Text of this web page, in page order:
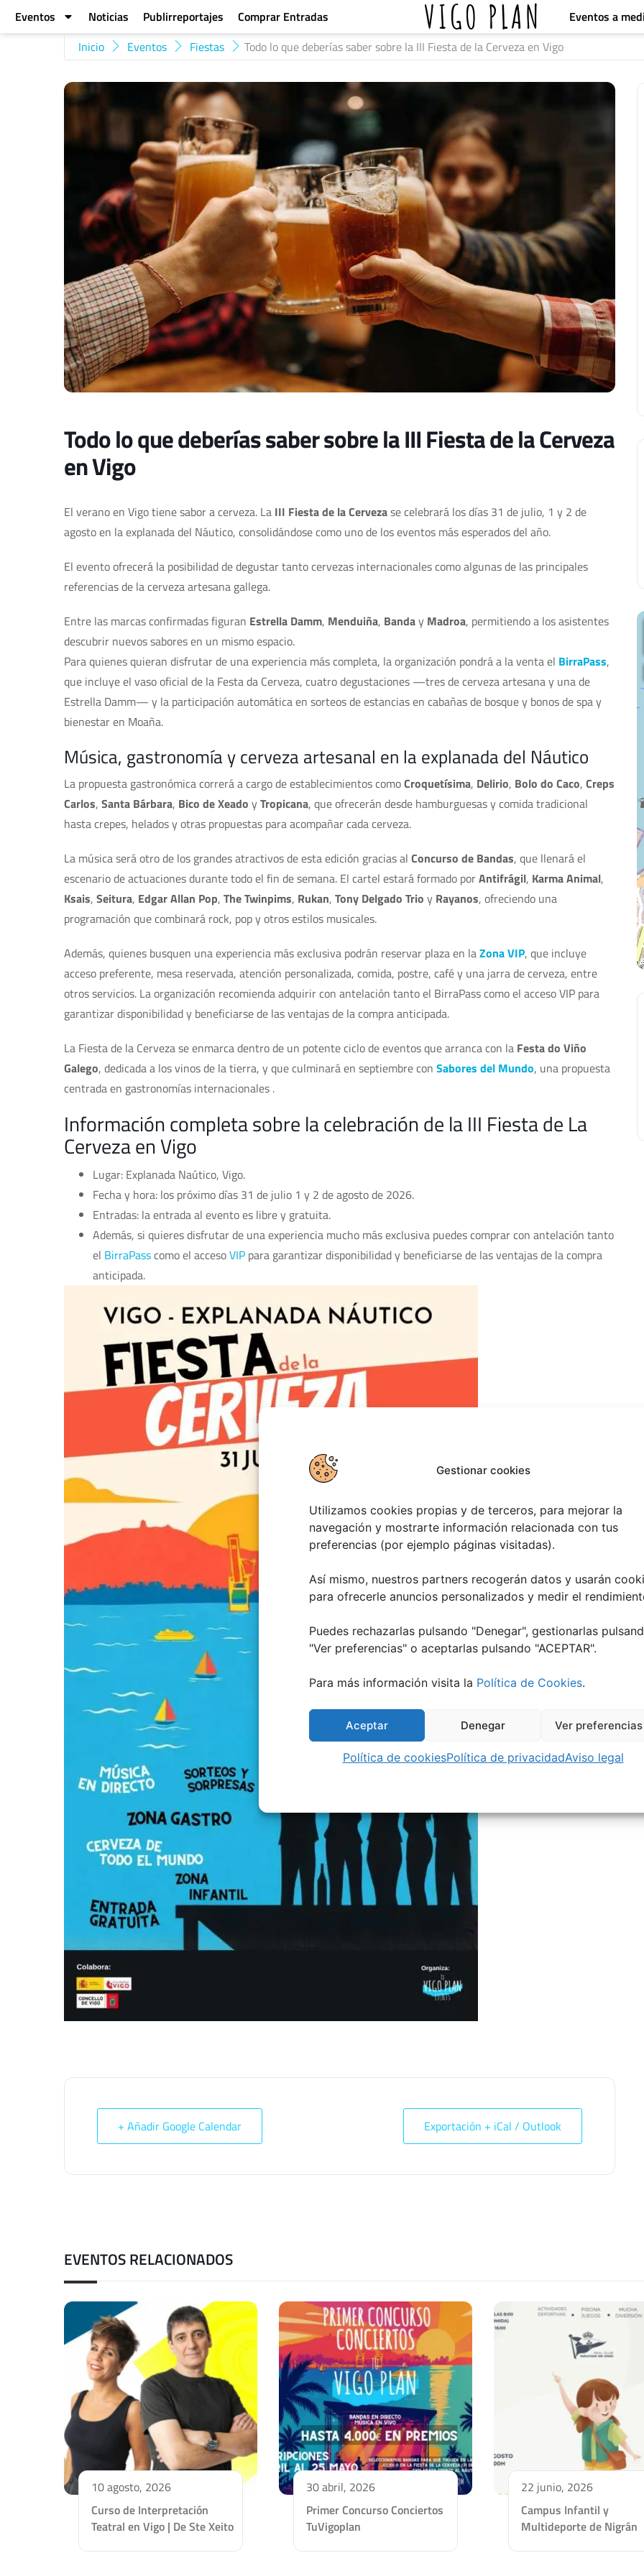
Gestionar cookies
Utilizamos cookies propias y de terceros, para mejorar la
navegación y mostrarte información relacionada con tus
preferencias (por ejemplo páginas visitadas).
Así mismo, nuestros partners recogerán datos y usarán
para ofrecerle anuncios personalizados y medir el
Puedes rechazarlas pulsando "Denegar", gestionarlas
"Ver preferencias" o aceptarlas pulsando "ACEPTAR".
Para más información visita la Política de Cookies.
Aceptar Denegar Ver preferencias
Política de cookiesPolítica de privacidadAviso legal
Eventos Noticias Publirreportajes Comprar Entradas VIGO PLAN
Eventos a
Inicio
Eventos Fiestas Todo lo que deberías saber sobre la III Fiesta de la Cerveza en Vigo
Todo lo que deberías saber sobre la III Fiesta de la Cerveza
en Vigo
El verano en Vigo tiene sabor a cerveza. La III Fiesta de la Cervezase celebrará los días 31 de julio, 1 y 2 de
agosto en la explanada del Náutico, consolidándose como uno de los eventos más esperados del año.
El evento ofrecerá la posibilidad de degustar tanto cervezas internacionales como algunas de las principales
referencias de la cerveza artesana gallega.
Entre las marcas confirmadas figuran Estrella Damm, Menduiña, Banday Madroa, permitiendo a los asistentes
descubrir nuevos sabores en un mismo espacio.
Para quienes quieran disfrutar de una experiencia más completa, la organización pondrá a la venta el BirraPass,
que incluye el vaso oficial de la Festa da Cerveza, cuatro degustaciones —tres de cerveza artesana y una de
Estrella Damm— y la participación automática en sorteos de estancias en cabañas de bosque y bonos de spa y
bienestar en Moaña.
Música, gastronomía y cerveza artesanal en la explanada del Náutico
La propuesta gastronómica correrá a cargo de establecimientos comoCroquetísima, Delirio, Bolo do Caco, Creps
Carlos, Santa Bárbara, Bico de Xeado yTropicana, que ofrecerán desde hamburguesas y comida tradicional
hasta crepes, helados y otras propuestas para acompañar cada cerveza.
La música será otro de los grandes atractivos de esta edición gracias al Concurso de Bandas, que llenará el
escenario de actuaciones durante todo el fin de semana. El cartel estará formado porAntifrágil, Karma Animal,
Ksais, Seitura, Edgar Allan Pop, The Twinpims, Rukan, Tony Delgado Trio y Rayanos, ofreciendo una
programación que combinará rock, pop y otros estilos musicales.
Además, quienes busquen una experiencia más exclusiva podrán reservar plaza en laZona VIP, que incluye
acceso preferente, mesa reservada, atención personalizada, comida, postre, café y una jarra de cerveza, entre
otros servicios. La organización recomienda adquirir con antelación tanto el BirraPass como el acceso VIP para
garantizar disponibilidad y beneficiarse de las ventajas de la compra anticipada.
La Fiesta de la Cerveza se enmarca dentro de un potente ciclo de eventos que arranca con la Festa do Viño
Galego, dedicada a los vinos de la tierra, y que culminará en septiembre con Sabores del Mundo, una propuesta
centrada en gastronomías internacionales .
Información completa sobre la celebración de la III Fiesta de La
Cerveza en Vigo
Lugar: Explanada Naútico, Vigo.
Fecha y hora: los próximo días 31 de julio 1 y 2 de agosto de 2026.
Entradas: la entrada al evento es libre y gratuita.
Además, si quieres disfrutar de una experiencia mucho más exclusiva puedes comprar con antelación tanto
el BirraPasscomo el accesoVIP para garantizar disponibilidad y beneficiarse de las ventajas de la compra
anticipada.
+ Añadir Google Calendar Exportación + iCal / Outlook
EVENTOS RELACIONADOS
10 agosto, 2026
Curso de Interpretación
Teatral en Vigo | De Ste Xeito
30 abril, 2026
Primer Concurso Conciertos
TuVigoplan
22 junio, 2026
Campus Infantil y
Multideporte de Nigrán